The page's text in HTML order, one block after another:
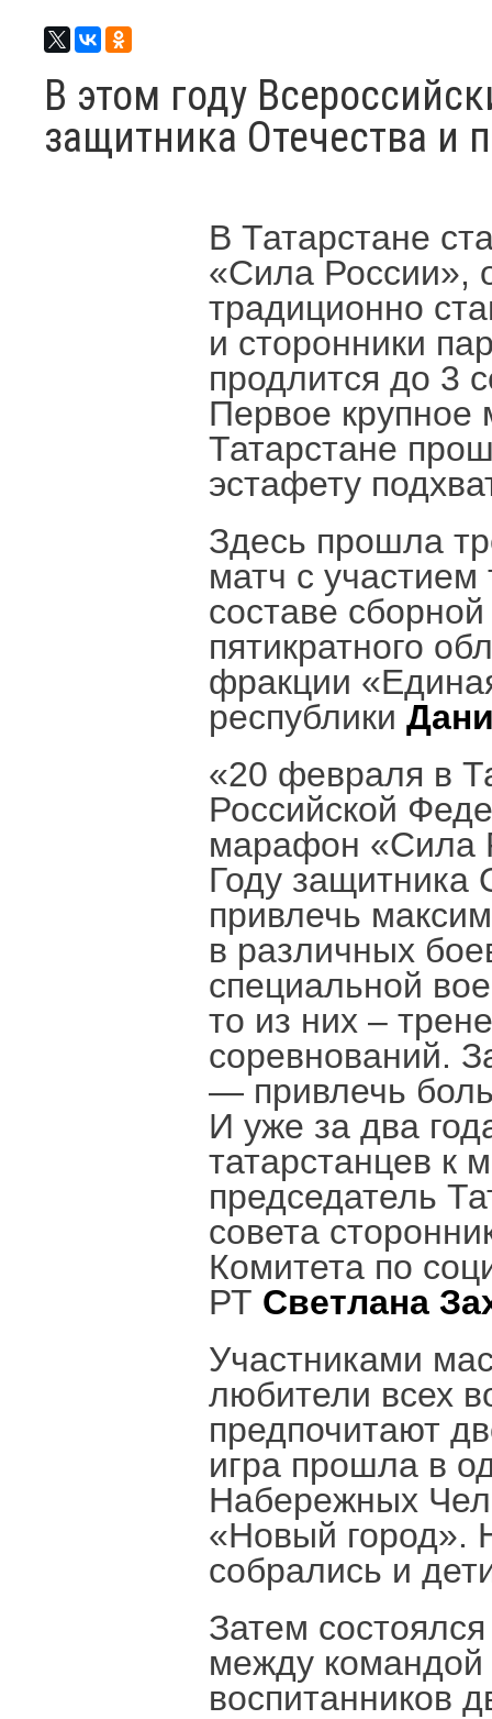
В этом году
защитника Отечества и
В Татарстане
«Сила России»,
традиционно
и сторонники
продлится до 3
Первое
Татарстане
эстафету
Здесь прошла
матч с
составе
пятикратного
фракции
республики
«20 февраля в
Российской
марафон «Сила
Году защитника
привлечь
в различных
специальной
то из них –
соревнований.
— привлечь
И уже за два
татарстанцев к
председатель
совета
Комитета по
РТ Светлана
Участниками
любители всех
предпочитают
игра прошла в
Набережных
«Новый город».
собрались и
Затем
между командой
воспитанников